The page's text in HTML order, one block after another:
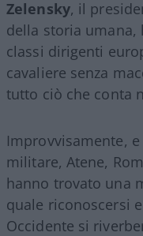
Zelensky, il
della storia umana,
classi dirigenti
cavaliere senza
tutto ciò che conta
Improvvisamente,
militare, Atene,
hanno trovato una
quale riconoscersi
Occidente si